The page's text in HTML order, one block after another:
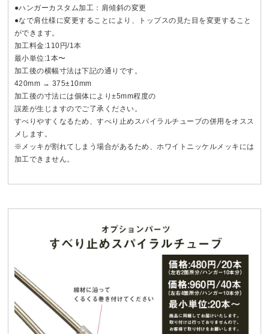
●ハンガーカスタム加工：肩傾斜の変更
●なで肩仕様に変更することにより、トップスの見た目を変更すること
ができます。
加工料金:110円/1本
最小単位:1本〜
加工後の横幅寸法は下記の通りです。
420mm → 375±10mm
加工後の寸法には個体により±5mm程度の
誤差が生じますのでご了承ください。
すべりやすくなるため、すべり止めスパイラルチューブの併用をオスス
メします。
※メッキが割れてしまう場合があるため、ホワイトニッケルメッキには
加工できません。